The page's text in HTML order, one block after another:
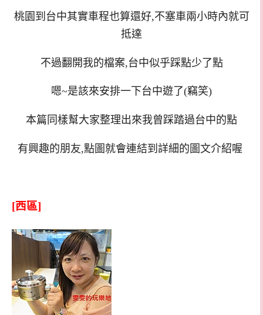
桃園到台中其實車程也算還好,不塞車兩小時內就可
抵達
不過翻開我的檔案,台中似乎踩點少了點
嗯~是該來安排一下台中遊了(竊笑)
本篇同樣幫大家整理出來我曾踩踏過台中的點
有興趣的朋友,點圖就會連結到詳細的圖文介紹喔
[西區]